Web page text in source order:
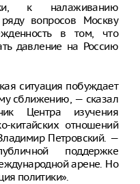
к налаживанию
вопросов Москву
в том, что
давление на Россию
ситуация побуждает
сближению, — сказал
Центра изучения
китайских отношений
Петровский. —
поддержке
арене. Но
политики».